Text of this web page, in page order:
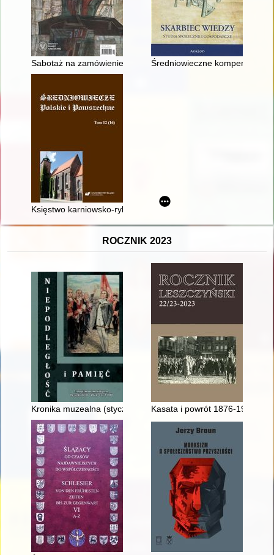
Sabotaż na zamówienie" : sfingowany proces tokarzy z Huty
Średniowieczne kompendium
Księstwo karniowsko-rybnickie i jego losy do początku XVI
ROCZNIK 2023
Kronika muzealna (styczeń, luty, marzec 2022)
Kasata i powrót 1876-1919 -